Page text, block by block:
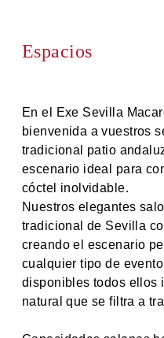
Espacios
En el Exe Sevilla
bienvenida a vuestros
tradicional patio
escenario ideal para
cóctel inolvidable.
Nuestros elegantes
tradicional de Sevilla
creando el escenario
cualquier tipo de
disponibles todos ellos
natural que se filtra a